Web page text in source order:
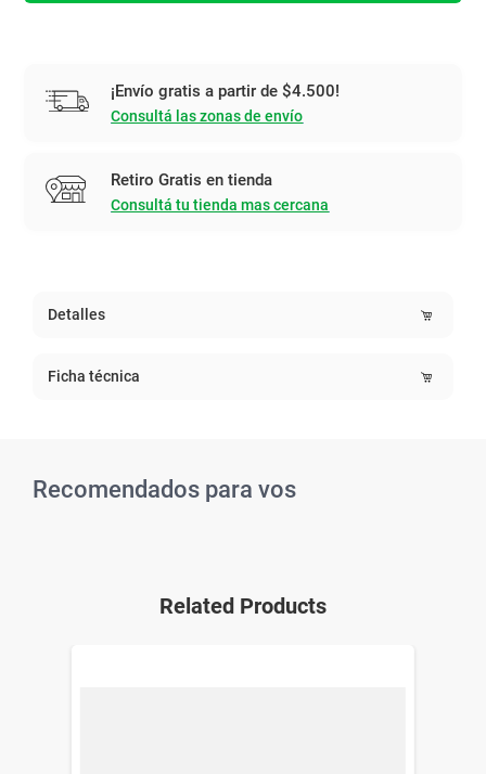
¡Envío gratis a partir de $4.500!
Consultá las zonas de envío
Retiro Gratis en tienda
Consultá tu tienda mas cercana
Detalles
Ficha técnica
Recomendados para vos
Related Products